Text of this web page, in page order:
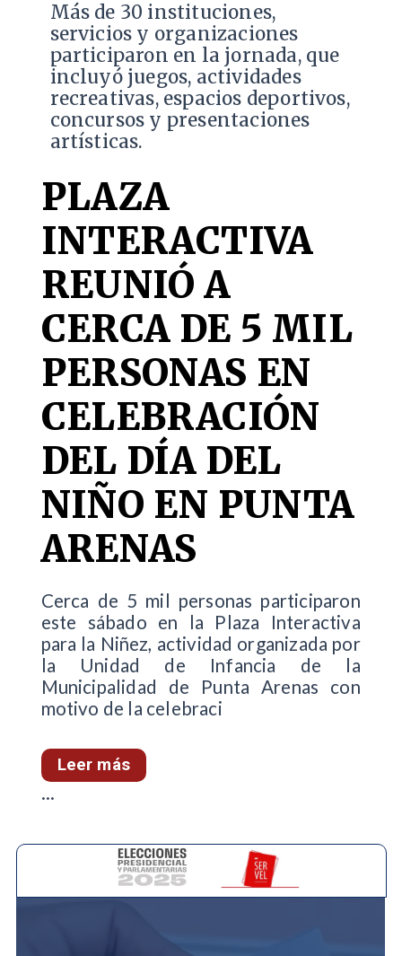
Más de 30 instituciones,
servicios y organizaciones
participaron en la jornada, que
incluyó juegos, actividades
recreativas, espacios deportivos,
concursos y presentaciones
artísticas.
PLAZA
INTERACTIVA
REUNIÓ A
CERCA DE 5 MIL
PERSONAS EN
CELEBRACIÓN
DEL DÍA DEL
NIÑO EN PUNTA
ARENAS
Cerca de 5 mil personas participaron
este sábado en la Plaza Interactiva
para la Niñez, actividad organizada por
la Unidad de Infancia de la
Municipalidad de Punta Arenas con
motivo de la celebraci
Leer más
...